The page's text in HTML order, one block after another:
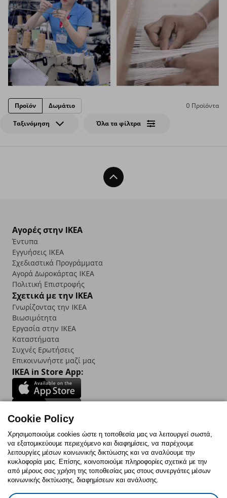
Ταξινόμηση Όλα τα φίλτρα
0 Προϊόντα
Προϊόν Δωμάτιο
Back To Top
Αγορές στην IKEA
Έντυπα
Εγγυήσεις IKEA
Σχεδιαστικά Προγράμματα
Αγορά Δωρoκάρτας IKEA
Πολιτική Επιστροφής
Σχετικά με την IKEA
Γνωρίζοντας την IKEA
Βιωσιμότητα
Εργασία στην IKEA
Καταστήματα
Συχνές Ερωτήσεις
Επικοινωνήστε μαζί μας
IKEA in Store App:
Follow us:
FacebookInstagram
TikTokYoutubePinterestTwitter
Cookie Policy
Χρησιμοποιούμε cookies ώστε η τοποθεσία μας να λειτουργεί σωστά,
να εξατομικεύουμε περιεχόμενο και διαφημίσεις, να παρέχουμε
λειτουργίες μέσων κοινωνικής δικτύωσης και να αναλύουμε την
κυκλοφορία μας. Επίσης, κοινοποιούμε πληροφορίες σχετικά με την
από μέρους σας χρήση της τοποθεσίας μας στους συνεργάτες μέσων
κοινωνικής δικτύωσης, διαφημίσεων και ανάλυσης.